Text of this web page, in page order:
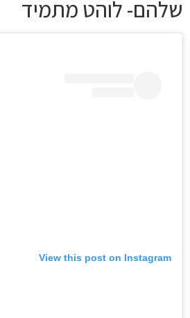
שלהם- לוהט מתמיד
View this post on Instagram